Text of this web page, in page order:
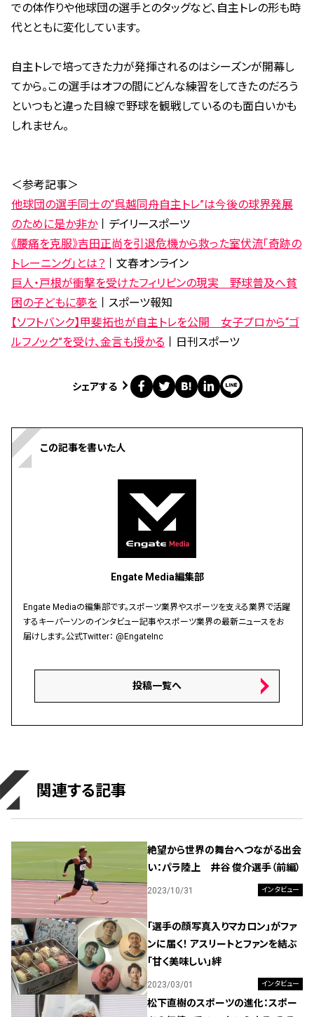
での体作りや他球団の選手とのタッグなど、自主トレの形も時
代とともに変化しています。
自主トレで培ってきた力が発揮されるのはシーズンが開幕し
てから。この選手はオフの間にどんな練習をしてきたのだろう
といつもと違った目線で野球を観戦しているのも面白いかも
しれません。
＜参考記事＞
他球団の選手同士の“呉越同舟自主トレ”は今後の球界発展
のために是か非か丨デイリースポーツ
《腰痛を克服》吉田正尚を引退危機から救った室伏流「奇跡の
トレーニング」とは？ 丨文春オンライン
巨人・戸根が衝撃を受けたフィリピンの現実 野球普及へ貧
困の子どもに夢を 丨スポーツ報知
【ソフトバンク】甲斐拓也が自主トレを公開 女子プロから“ゴ
ルフノック”を受け、金言も授かる 丨日刊スポーツ
シェアする
この記事を書いた人
Engate Media編集部
Engate Mediaの編集部です。スポーツ業界やスポーツを支える業界で活躍
するキーパーソンのインタビュー記事やスポーツ業界の最新ニュースをお
届けします。公式Twitter： @EngateInc
投稿一覧へ
関連する記事
絶望から世界の舞台へつながる出会
い：パラ陸上 井谷 俊介選手（前編）
2023/10/31 インタビュー
「選手の顔写真入りマカロン」がファ
ンに届く！ アスリートとファンを結ぶ
「甘く美味しい」絆
2023/03/01 インタビュー
松下直樹のスポーツの進化：スポー